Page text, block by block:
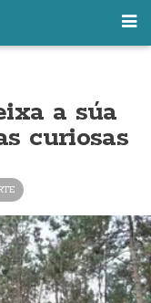
a súa
curiosas